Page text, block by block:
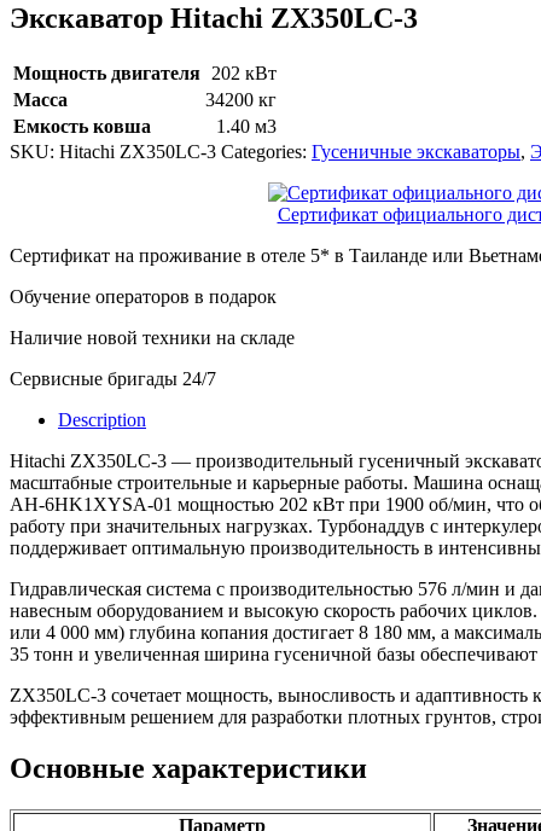
Экскаватор Hitachi ZX350LC-3
Мощность двигателя 202 кВт
Масса
34200 кг
Емкость ковша
1.40 м3
SKU: Hitachi ZX350LC-3 Categories: Гусеничные экскаваторы,
Сертификат официального
Сертификат на проживание в отеле 5* в Таиланде или
Обучение операторов в подарок
Наличие новой техники на складе
Сервисные бригады 24/7
Description
Hitachi ZX350LC-3 — производительный гусеничный
масштабные строительные и карьерные работы. Машина
AH-6HK1XYSA-01 мощностью 202 кВт при 1900 об/мин, что
работу при значительных нагрузках. Турбонаддув с
поддерживает оптимальную производительность в
Гидравлическая система с производительностью 576 л/мин и
навесным оборудованием и высокую скорость рабочих
или 4 000 мм) глубина копания достигает 8 180 мм, а
35 тонн и увеличенная ширина гусеничной базы
ZX350LC-3 сочетает мощность, выносливость и адаптивность
эффективным решением для разработки плотных грунтов,
Основные характеристики
Параметр